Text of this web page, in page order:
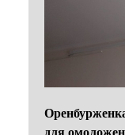
для